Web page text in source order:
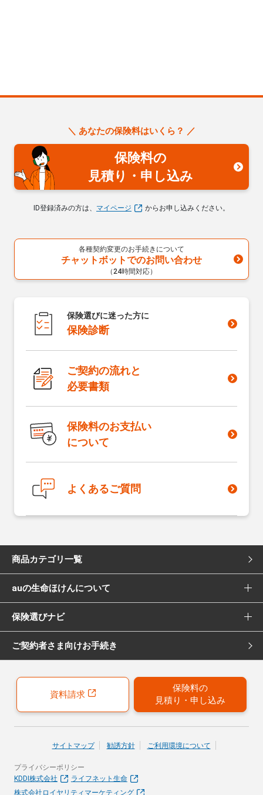
＼ あなたの保険料はいくら？ ／
保険料の
見積り・申し込み
ID登録済みの方は、 マイページ からお申し込みください。
各種契約変更のお手続きについて
チャットボットでのお問い合わせ
（24時間対応）
保険選びに迷った方に
保険診断
ご契約の流れと
必要書類
保険料のお支払い
について
よくあるご質問
商品カテゴリ一覧
死亡保険
医療保険
女性向け医療保険
がん保険
女性向けがん保険
40歳以上の方にはこちらもおすすめ
auの生命ほけんについて
選ばれる理由
Pontaポイント還元について
保険募集代理店について
引受保険会社について
保険選びナビ
保険選びナビ トップ
保険診断
おすすめ加入例
お客さまの声
ご契約者さま向けお手続き
資料請求
保険料の
見積り・申し込み
サイトマップ 勧誘方針 ご利用環境について
プライバシーポリシー
KDDI株式会社
ライフネット生命
株式会社ロイヤリティマーケティング